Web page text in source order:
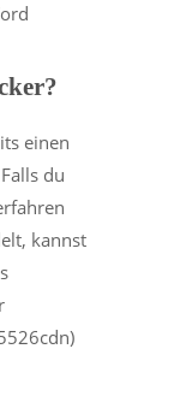
einen
du
kannst